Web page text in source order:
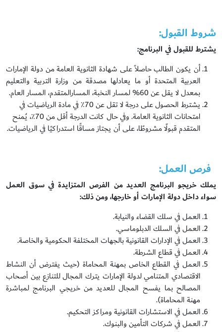
شروط القبول:
يشترط للقبول في البرنامج:
أن يكون الطالب حاصلاً على شهادة الثانوية العامة من دولة الإمارات
العربية المتحدة أو ما يعادلها مصدقة من وزارة التربية والتعليم
بمعدل لا يقل عن60% لمسار النخبة،المسارالمتقدم، المسار العام.
يشترط الحصول على درجة لا تقل عن 70٪ في مادة الرياضيات في
امتحانات الثانوية العامة. وفي حال كانت الدرجة أقل من 70٪، يُمنح
المتقدم قبولًا مشروطًا، على أن يجتاز مساقًا استدراكيًا في الرياضيات.
فرص العمل:
يملك خريجو البرنامج العديد من الفرص المتزايدة في سوق العمل
سواء داخل دولة الإمارات أو خارجها، ومن ذلك:
العمل في سلك القضاء والنيابة.
العمل في السلك الدبلوماسي.
العمل في الإدارات القانونية بالجهات المختلفة الحكومية والخاصة.
العمل في قطاع الشرطة.
العمل في القطاع الخاص بمهنة المحاماة (حيث يفترض أن النشاط
الاقتصادي المتنامي لدولة الإمارات يترك المجال للتنازع بين أصحاب
المصالح بما يفسح المجال للعديد من خريجي البرنامج لمباشرة
مهنة المحاماة).
العمل في الاستشارات القانونية ومراكز التحكيم.
العمل في شركات التأمين والبنوك.